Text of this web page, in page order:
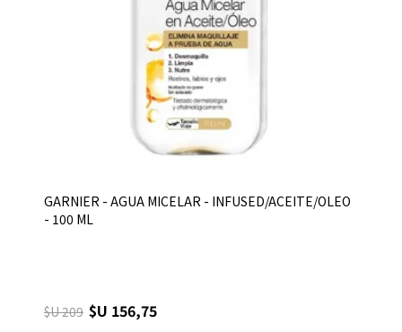
GARNIER - AGUA MICELAR - INFUSED/ACEITE/OLEO
- 100 ML
$U 209 $U 156,75